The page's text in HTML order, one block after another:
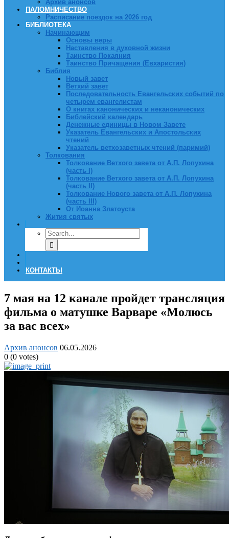
Архив анонсов
ПАЛОМНИЧЕСТВО
Расписание поездок на 2026 год
БИБЛИОТЕКА
Начинающим
Основы веры
Наставления в духовной жизни
Таинство Покаяния
Таинство Причащения (Евхаристия)
Библия
Новый завет
Ветхий завет
Последовательность Евангельских событий по
четырем евангелистам
О книгах канонических и неканонических
Библейский календарь
Денежные единицы в Новом Завете
Указатель Евангельских и Апостольских
чтений
Указатель ветхозаветных чтений (паримий)
Толкования
Толкование Ветхого завета от А.П. Лопухина
(часть I)
Толкование Ветхого завета от А.П. Лопухина
(часть II)
Толкование Нового завета от А.П. Лопухина
(часть III)
От Иоанна Златоуста
Жития святых
КОНТАКТЫ
7 мая на 12 канале пройдет трансляция
фильма о матушке Варваре «Молюсь
за вас всех»
Архив анонсов 06.05.2026
0 (0 votes)